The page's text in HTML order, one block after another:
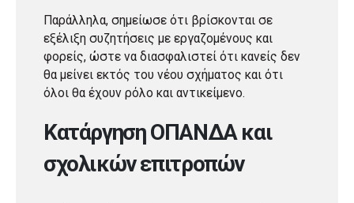
Παράλληλα, σημείωσε ότι βρίσκονται σε
εξέλιξη συζητήσεις με εργαζομένους και
φορείς, ώστε να διασφαλιστεί ότι κανείς δεν
θα μείνει εκτός του νέου σχήματος και ότι
όλοι θα έχουν ρόλο και αντικείμενο.
Κατάργηση ΟΠΑΝΔΑ και
σχολικών επιτροπών